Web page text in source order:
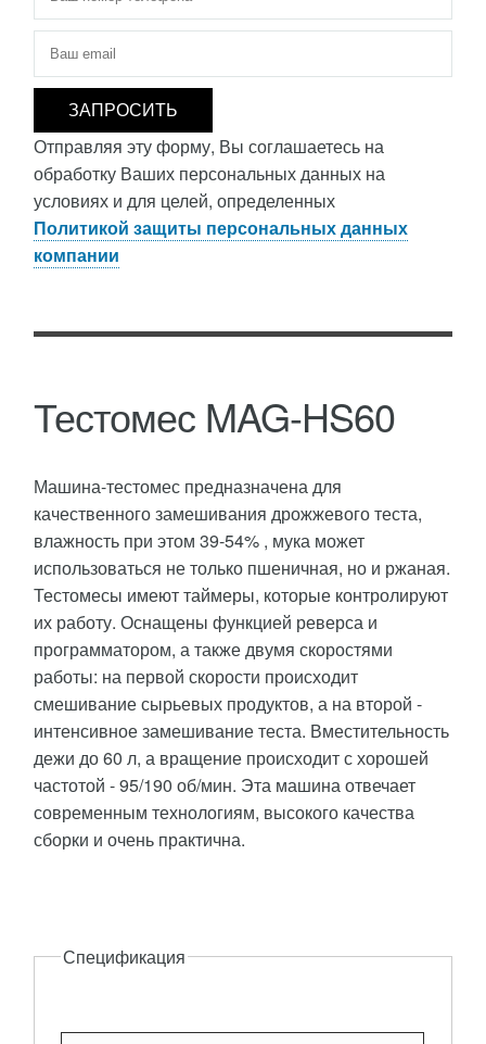
Электронная почта
Отправляя эту форму, Вы соглашаетесь на
обработку Ваших персональных данных на
условиях и для целей, определенных
Политикой защиты персональных данных
компании
Тестомес MAG-HS60
Машина-тестомес предназначена для
качественного замешивания дрожжевого теста,
влажность при этом 39-54% , мука может
использоваться не только пшеничная, но и ржаная.
Тестомесы имеют таймеры, которые контролируют
их работу. Оснащены функцией реверса и
программатором, а также двумя скоростями
работы: на первой скорости происходит
смешивание сырьевых продуктов, а на второй -
интенсивное замешивание теста. Вместительность
дежи до 60 л, а вращение происходит с хорошей
частотой - 95/190 об/мин. Эта машина отвечает
современным технологиям, высокого качества
сборки и очень практична.
Описание
Спецификация